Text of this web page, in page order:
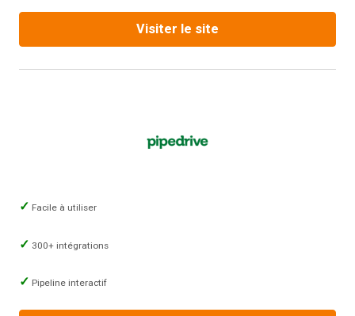
Visiter le site
Facile à utiliser
300+ intégrations
Pipeline interactif